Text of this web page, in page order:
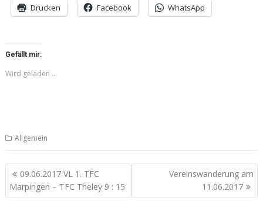
Drucken Facebook WhatsApp
Gefällt mir:
Wird geladen …
Allgemein
Beitragsnavigation
09.06.2017 VL 1. TFC
Marpingen – TFC Theley 9 : 15
Vereinswanderung am
11.06.2017